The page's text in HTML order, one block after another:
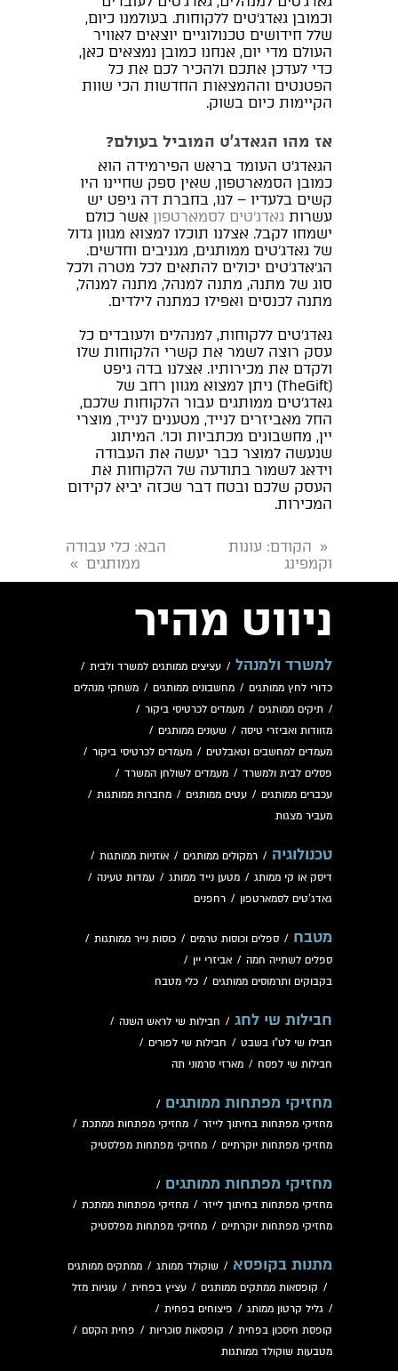
וכמובן גאדג'טים ללקוחות. בעולמנו כיום,
שלל חידושים טכנולוגיים יוצאים לאוויר
העולם מדי יום, אנחנו כמובן נמצאים כאן,
כדי לעדכן אתכם ולהכיר לכם את כל
הפטנטים וההמצאות החדשות הכי שוות
הקיימות כיום בשוק.
אז מהו הגאדג'ט המוביל בעולם?
הגאדג'ט העומד בראש הפירמידה הוא
כמובן הסמארטפון, שאין ספק שחיינו היו
קשים בלעדיו – לנו, בחברת דה גיפט יש
עשרות גאדג'טים לסמארטפון אשר כולם
ישמחו לקבל. אצלנו תוכלו למצוא מגוון גדול
של גאדג'טים ממותגים, מגניבים וחדשים.
הג'אדג'טים יכולים להתאים לכל מטרה ולכל
סוג של מתנה, מתנה למנהל, מתנה למנהל,
מתנה לכנסים ואפילו כמתנה לילדים.
גאדג'טים ללקוחות, למנהלים ולעובדים כל
עסק רוצה לשמר את קשרי הלקוחות שלו
ולקדם את מכירותיו. אצלנו בדה גיפט
(TheGift) ניתן למצוא מגוון רחב של
גאדג'טים ממותגים עבור הלקוחות שלכם,
החל מאביזרים לנייד, מטענים לנייד, מוצרי
יין, מחשבונים מכתביות וכו'. המיתוג
שנעשה למוצר כבר יעשה את העבודה
וידאג לשמור בתודעה של הלקוחות את
העסק שלכם ובטח דבר שכזה יביא לקידום
המכירות.
« הקודם: עונות
וקמפינג
הבא: כלי עבודה
ממותגים
»
ניווט מהיר
למשרד ולמנהל / עציצים ממותגים למשרד ולבית /
כדורי לחץ ממותגים / מחשבונים ממותגים / משחקי מנהלים
/ תיקים ממותגים / מעמדים לכרטיסי ביקור /
מזוודות ואביזרי טיסה / שעונים ממותגים /
מעמדים למחשבים וטאבלטים / מעמדים לכרטיסי ביקור /
פסלים לבית ולמשרד / מעמדים לשולחן המשרד /
עכברים ממותגים / עטים ממותגים / מחברות ממותגות /
מעביר מצגות
טכנולוגיה / רמקולים ממותגים / אוזניות ממותגות /
דיסק או קי ממותג / מטען נייד ממותג / עמדות טעינה /
גאדג'טים לסמארטפון / רחפנים
מטבח / ספלים וכוסות טרמים / כוסות נייר ממותגות /
ספלים לשתייה חמה / אביזרי יין /
בקבוקים ותרמוסים ממותגים / כלי מטבח
חבילות שי לחג / חבילות שי לראש השנה /
חבילו שי לט"ו בשבט / חבילות שי לפורים /
חבילות שי לפסח / מארזי סרמוני תה
מחזיקי מפתחות ממותגים /
מחזיקי מפתחות בחיתוך לייזר / מחזיקי מפתחות ממתכת /
מחזיקי מפתחות יוקרתיים / מחזיקי מפתחות מפלסטיק
מחזיקי מפתחות ממותגים /
מחזיקי מפתחות בחיתוך לייזר / מחזיקי מפתחות ממתכת /
מחזיקי מפתחות יוקרתיים / מחזיקי מפתחות מפלסטיק
מתנות בקופסא / שוקולד ממותג / ממתקים ממותגים
/ קופסאות ממתקים ממותגים / עציץ בפחית / עוגיות מזל
/ גליל קרטון ממותג / פיצוחים בפחית /
קופסת חיסכון בפחית / קופסאות סוכריות / פחית הקסם /
מטבעות שוקולד ממותגות